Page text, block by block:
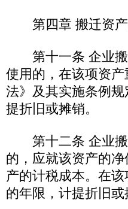
第四章 搬迁资
第十一条 企业搬
使用的，在该项资
法》及其实施条例
提折旧或摊销。
第十二条 企业搬
的，应就该资产的
产的计税成本。在
的年限，计提折旧